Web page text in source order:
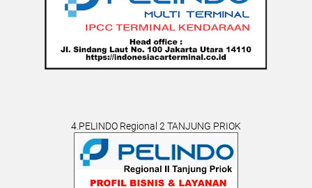
4.PELINDO Regional 2 TANJUNG PRIOK